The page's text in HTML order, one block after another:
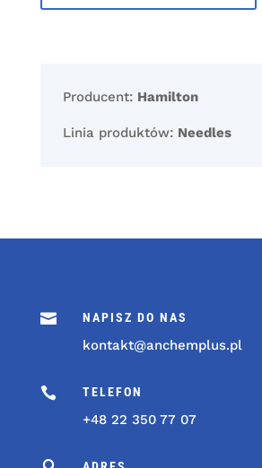
Producent: Hamilton
Linia produktów: Needles
 NAPISZ DO NAS
kontakt@anchemplus.pl
 TELEFON
+48 22 350 77 07